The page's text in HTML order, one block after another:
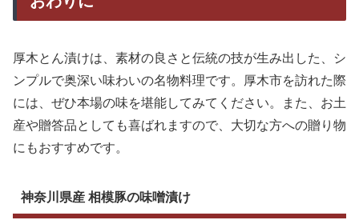
厚木とん漬けは、素材の良さと伝統の技が生み出した、シ
ンプルで奥深い味わいの名物料理です。厚木市を訪れた際
には、ぜひ本場の味を堪能してみてください。また、お土
産や贈答品としても喜ばれますので、大切な方への贈り物
にもおすすめです。
神奈川県産 相模豚の味噌漬け